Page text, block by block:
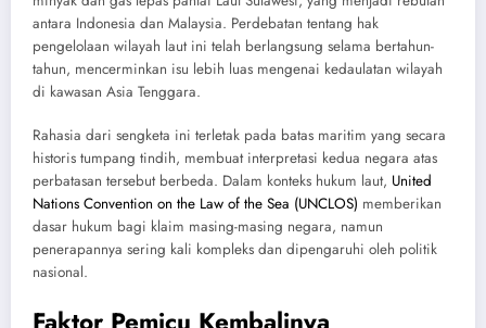
antara Indonesia dan Malaysia. Perdebatan tentang hak
pengelolaan wilayah laut ini telah berlangsung selama bertahun-
tahun, mencerminkan isu lebih luas mengenai kedaulatan wilayah
di kawasan Asia Tenggara.
Rahasia dari sengketa ini terletak pada batas maritim yang secara
historis tumpang tindih, membuat interpretasi kedua negara atas
perbatasan tersebut berbeda. Dalam konteks hukum laut, United
Nations Convention on the Law of the Sea (UNCLOS) memberikan
dasar hukum bagi klaim masing-masing negara, namun
penerapannya sering kali kompleks dan dipengaruhi oleh politik
nasional.